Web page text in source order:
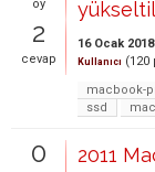
oy
2
cevap
16 Ocak 2018
Kullanıcı (120
macbook-
ssd
0 2011